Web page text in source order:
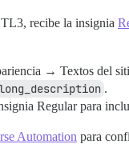
recibe la insignia
→ Textos del
.
Regular para
Automation para